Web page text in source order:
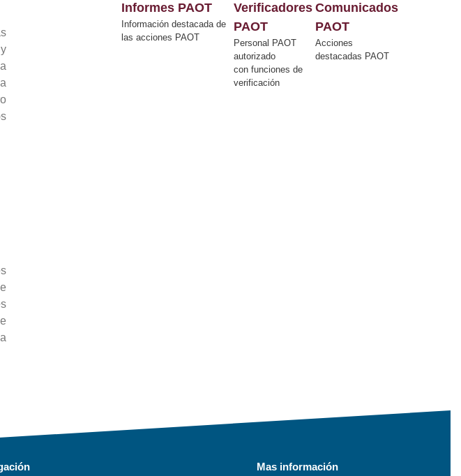
Informes PAOT
Información destacada de
las acciones PAOT
Verificadores
PAOT
Personal PAOT
autorizado
con funciones de
verificación
Comunicados
PAOT
Acciones
destacadas PAOT
Mas información